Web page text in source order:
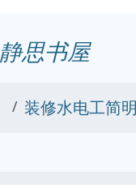
静思书屋
装修水电工简